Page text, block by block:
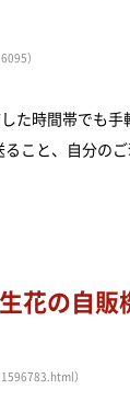
）
た時間帯でも
こと、自分の
花の自販
）